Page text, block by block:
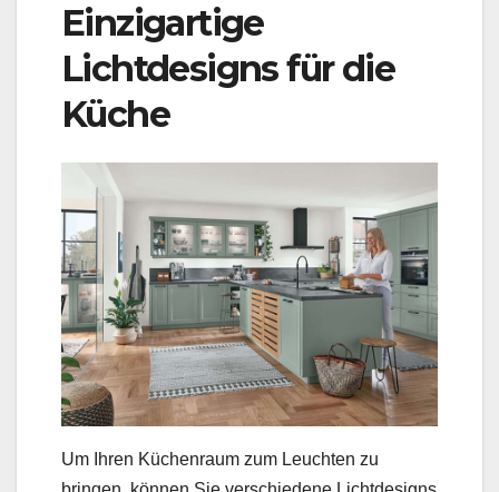
Einzigartige
Lichtdesigns für die
Küche
Um Ihren Küchenraum zum Leuchten zu